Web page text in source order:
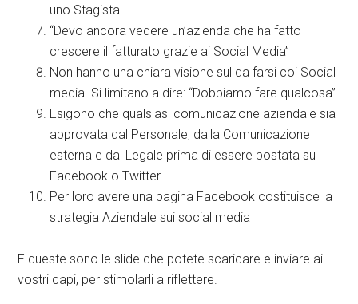
uno Stagista
“Devo ancora vedere un’azienda che ha fatto
crescere il fatturato grazie ai Social Media”
Non hanno una chiara visione sul da farsi coi Social
media. Si limitano a dire: “Dobbiamo fare qualcosa”
Esigono che qualsiasi comunicazione aziendale sia
approvata dal Personale, dalla Comunicazione
esterna e dal Legale prima di essere postata su
Facebook o Twitter
Per loro avere una pagina Facebook costituisce la
strategia Aziendale sui social media
E queste sono le slide che potete scaricare e inviare ai
vostri capi, per stimolarli a riflettere.